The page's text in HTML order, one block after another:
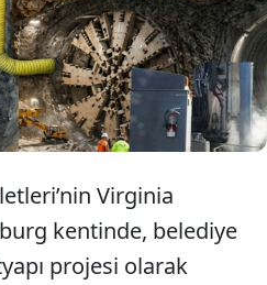
delme-patlatma yöntemiyle
protokolü gereği her
kez kısa sirenle uyarı
Virginia
kentinde, belediye
projesi olarak